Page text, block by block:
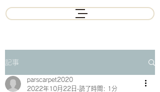
記事
parscarpet2020
2022年10月22日 読了時間: 1分